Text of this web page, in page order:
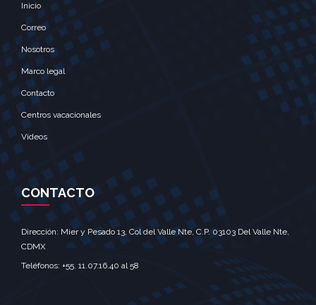
Inicio
Correo
Nosotros
Marco legal
Contacto
Centros vacacionales
Videos
CONTACTO
Dirección: Mier y Pesado 13, Col del Valle Nte, C.P. 03103 Del Valle Nte,
CDMX‎
Teléfonos: +55. 11.07.16.40 al 58‎